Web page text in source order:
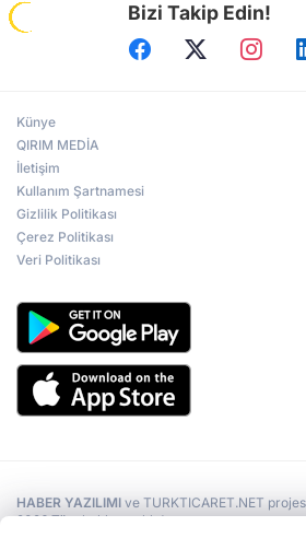
Bizi Takip Edin!
Künye
QIRIM MEDİA
İletişim
Kullanım Şartnamesi
Gizlilik Politikası
Çerez Politikası
Veri Politikası
HABER YAZILIMI ve TURKTICARET.NET
2026 Tüm hakları saklıdır.